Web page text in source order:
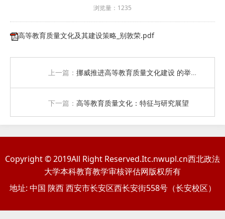
浏览量： 1235
高等教育质量文化及其建设策略_别敦荣.pdf
上一篇： 挪威推进高等教育质量文化建设 的举措及其启示
下一篇： 高等教育质量文化：特征与研究展望
Copyright © 2019All Right Reserved.Itc.nwupl.cn西北政法
大学本科教育教学审核评估网版权所有
地址: 中国 陕西 西安市长安区西长安街558号（长安校区）